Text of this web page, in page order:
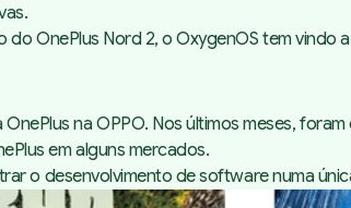
OnePlus Nord 2, o OxygenOS tem vindo
na OPPO. Nos últimos meses,
em alguns mercados.
o desenvolvimento de software numa